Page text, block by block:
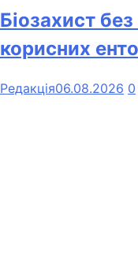
Біозахист
корисних
Редакція06.08.2026 0